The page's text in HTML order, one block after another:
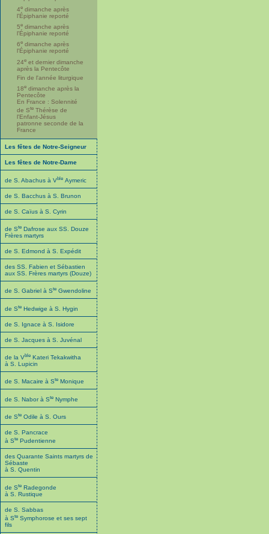
4e dimanche après
l'Épiphanie reporté
5e dimanche après
l'Épiphanie reporté
6e dimanche après
l'Épiphanie reporté
24e et dernier dimanche
après la Pentecôte
Fin de l'année liturgique
18e dimanche après la
Pentecôte
En France : Solennité
de Ste Thérèse de
l'Enfant-Jésus
patronne seconde de la
France
Les fêtes de Notre-Seigneur
Les fêtes de Notre-Dame
de S. Abachus à Vble Aymeric
de S. Bacchus à S. Brunon
de S. Caïus à S. Cyrin
de Ste Dafrose aux SS. Douze
Frères martyrs
de S. Edmond à S. Expédit
des SS. Fabien et Sébastien
aux SS. Frères martyrs (Douze)
de S. Gabriel à Ste Gwendoline
de Ste Hedwige à S. Hygin
de S. Ignace à S. Isidore
de S. Jacques à S. Juvénal
de la Vble Kateri Tekakwitha
à S. Lupicin
de S. Macaire à Ste Monique
de S. Nabor à Ste Nymphe
de Ste Odile à S. Ours
de S. Pancrace
à Ste Pudentienne
des Quarante Saints martyrs de
Sébaste
à S. Quentin
de Ste Radegonde
à S. Rustique
de S. Sabbas
à Ste Symphorose et ses sept
fils